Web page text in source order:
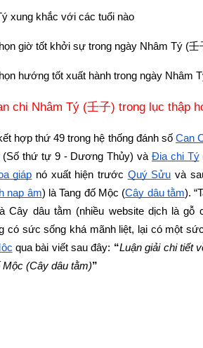
xung khắc với các tuổi nào
giờ tốt khởi sự trong ngày Nhâm Tý (壬
hướng tốt xuất hành trong ngày Nhâm
chi Nhâm Tý (壬子) trong lục thập
hợp thứ 49 trong hệ thống đánh số Can
(Số thứ tự 9 - Dương Thủy) và Địa chi Tý
giáp nó xuất hiện trước Quý Sửu và
nạp âm) là Tang đố Mộc (Cây dâu tằm).
Cây dâu tằm (nhiều website dịch là
có sức sống khá mãnh liệt, lại có một
qua bài viết sau đây: “Luận giải chi tiết
(Cây dâu tằm)”